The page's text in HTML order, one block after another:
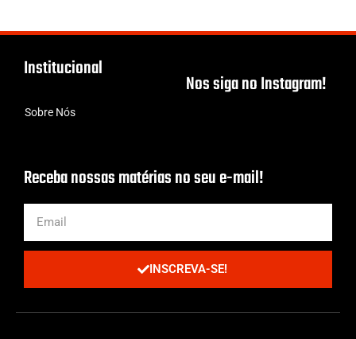
Institucional
Sobre Nós
Nos siga no Instagram!
Receba nossas matérias no seu e-mail!
INSCREVA-SE!